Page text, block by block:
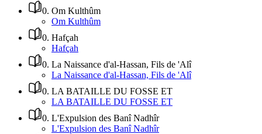
0. Om Kulthûm
Om Kulthûm
0. Hafçah
Hafçah
0. La Naissance d'al-Hassan, Fils de 'Alî
La Naissance d'al-Hassan, Fils de 'Alî
0. LA BATAILLE DU FOSSE ET
LA BATAILLE DU FOSSE ET
0. L'Expulsion des Banî Nadhîr
L'Expulsion des Banî Nadhîr